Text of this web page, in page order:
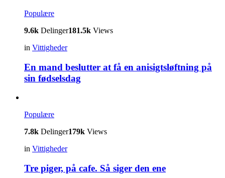
Populære
9.6k Delinger181.5k Views
in Vittigheder
En mand beslutter at få en anisigtsløftning på
sin fødselsdag
Populære
7.8k Delinger179k Views
in Vittigheder
Tre piger, på cafe. Så siger den ene